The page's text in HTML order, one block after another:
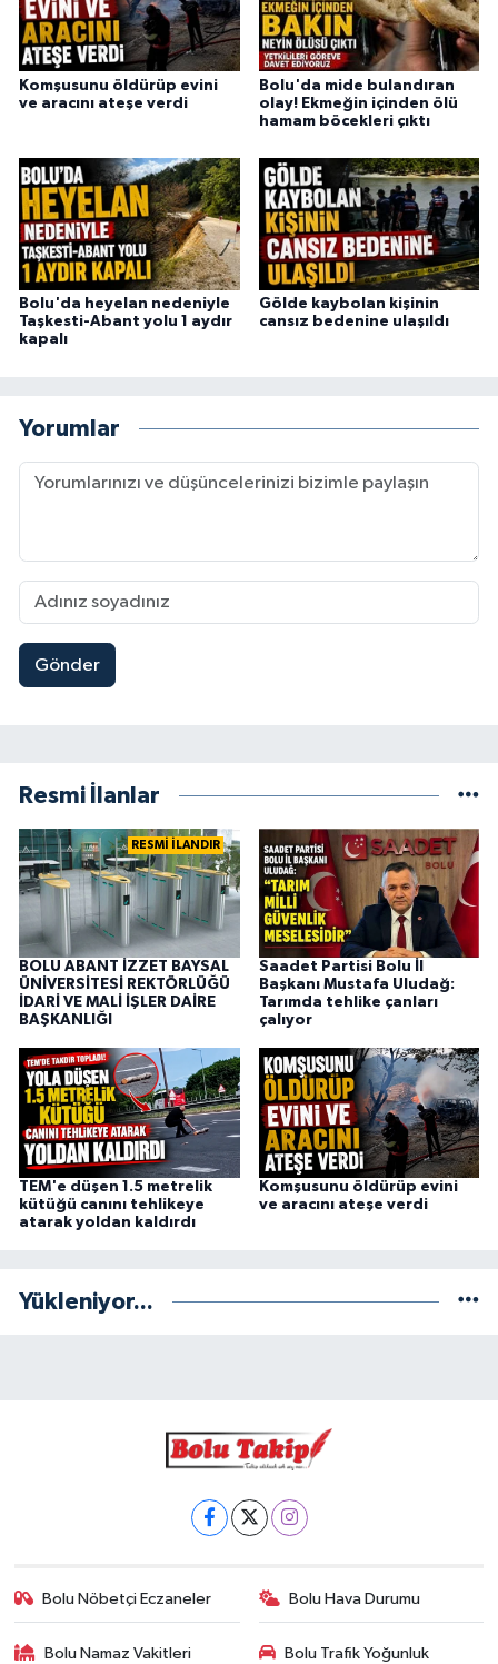
Komşusunu öldürüp evini
ve aracını ateşe verdi
Bolu'da mide bulandıran
olay! Ekmeğin içinden ölü
hamam böcekleri çıktı
Bolu'da heyelan nedeniyle
Taşkesti-Abant yolu 1 aydır
kapalı
Gölde kaybolan kişinin
cansız bedenine ulaşıldı
Yorumlar
Gönder
Resmi İlanlar
RESMİ İLANDIR
BOLU ABANT İZZET BAYSAL
ÜNİVERSİTESİ REKTÖRLÜĞÜ
İDARİ VE MALİ İŞLER DAİRE
BAŞKANLIĞI
Saadet Partisi Bolu İl
Başkanı Mustafa Uludağ:
Tarımda tehlike çanları
çalıyor
TEM'e düşen 1.5 metrelik
kütüğü canını tehlikeye
atarak yoldan kaldırdı
Komşusunu öldürüp evini
ve aracını ateşe verdi
Yükleniyor...
Bolu Nöbetçi Eczaneler Bolu Hava Durumu
Bolu Namaz Vakitleri
Bolu Trafik Yoğunluk